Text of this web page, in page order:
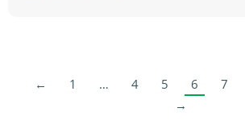
← 1 … 4 5 6 7
→